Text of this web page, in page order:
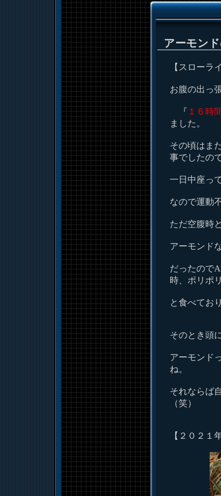
アーモン
【スロー
お腹の出っ
『 １６時
ました。
その頃はま
事でしたの
一日中座っ
なので運動
ただ空腹時
アーモンド
だったので
時、ポリポ
と食べてお
そのとき頭
アーモンド
ね。
それならば
（笑）
【２０２１